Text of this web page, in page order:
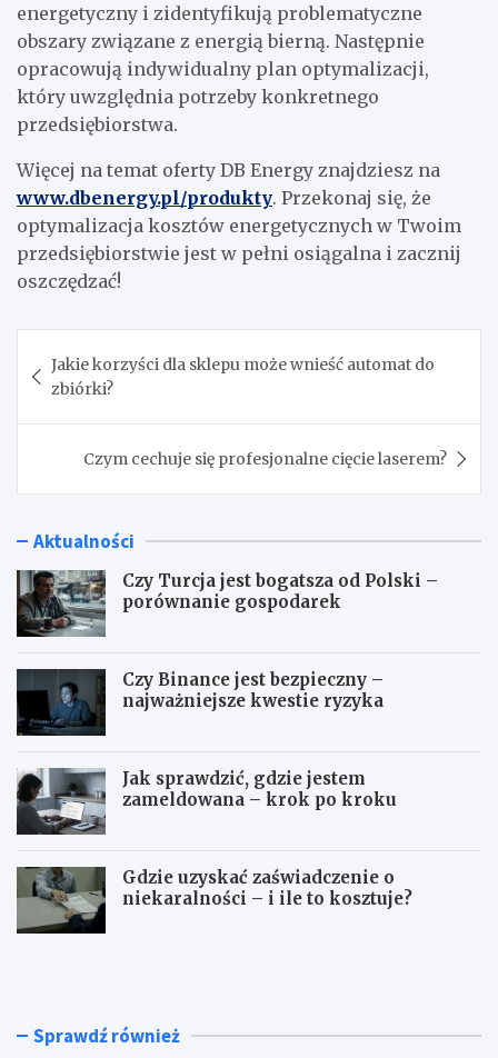
energetyczny i zidentyfikują problematyczne
obszary związane z energią bierną. Następnie
opracowują indywidualny plan optymalizacji,
który uwzględnia potrzeby konkretnego
przedsiębiorstwa.
Więcej na temat oferty DB Energy znajdziesz na
www.dbenergy.pl/produkty. Przekonaj się, że
optymalizacja kosztów energetycznych w Twoim
przedsiębiorstwie jest w pełni osiągalna i zacznij
oszczędzać!
wpisu
Jakie korzyści dla sklepu może wnieść automat do
zbiórki?
Czym cechuje się profesjonalne cięcie laserem?
Aktualności
Czy Turcja jest bogatsza od Polski –
porównanie gospodarek
Czy Binance jest bezpieczny –
najważniejsze kwestie ryzyka
Jak sprawdzić, gdzie jestem
zameldowana – krok po kroku
Gdzie uzyskać zaświadczenie o
niekaralności – i ile to kosztuje?
C
r
C
n Sprawdź również